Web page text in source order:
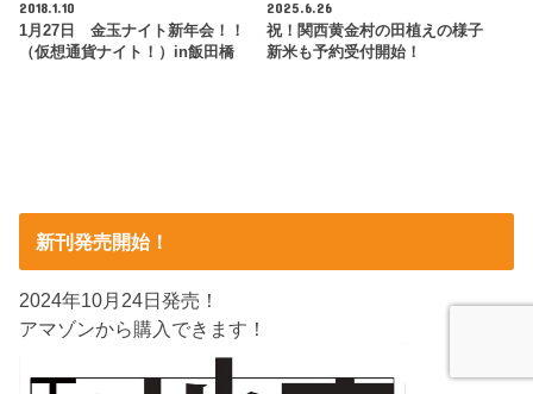
2018.1.10
1月27日 金玉ナイト新年会！！
（仮想通貨ナイト！）in飯田橋
2025.6.26
祝！関西黄金村の田植えの様子
新米も予約受付開始！
新刊発売開始！
2024年10月24日発売！
アマゾンから購入できます！